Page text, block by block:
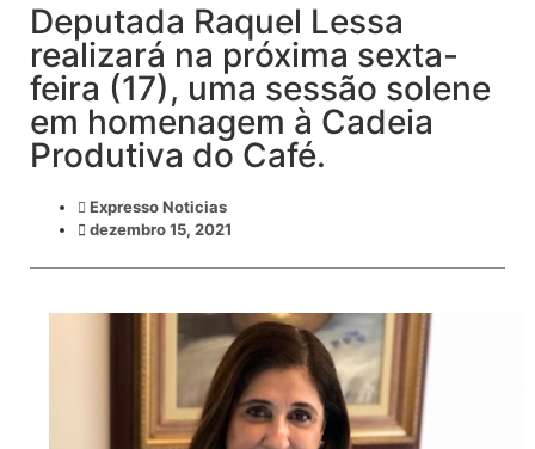
Deputada Raquel Lessa
realizará na próxima sexta-
feira (17), uma sessão solene
em homenagem à Cadeia
Produtiva do Café.
Expresso Noticias
dezembro 15, 2021